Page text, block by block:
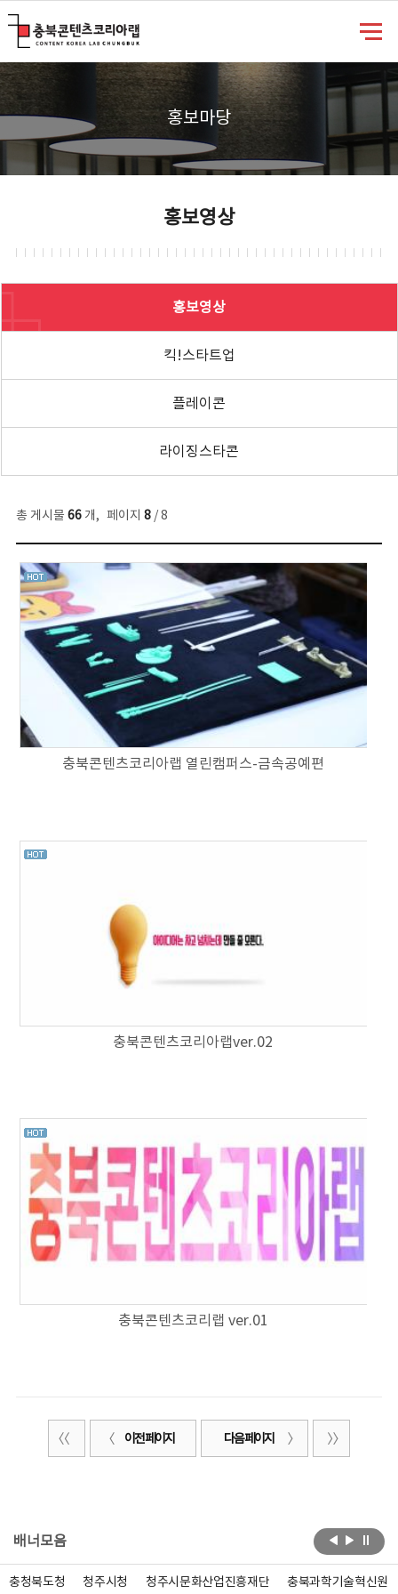
홍보마당
홍보영상
홍보영상
킥!스타트업
플레이콘
라이징스타콘
총 게시물 66개, 페이지 8/ 8
충북콘텐츠코리아랩 열린캠퍼스-금속공예편
충북콘텐츠코리아랩ver.02
충북콘텐츠코리랩 ver.01
이전 페이지 다음 페이지
배너모음
충청북도청 청주시청 청주시문화산업진흥재단 충북과학기술혁신원